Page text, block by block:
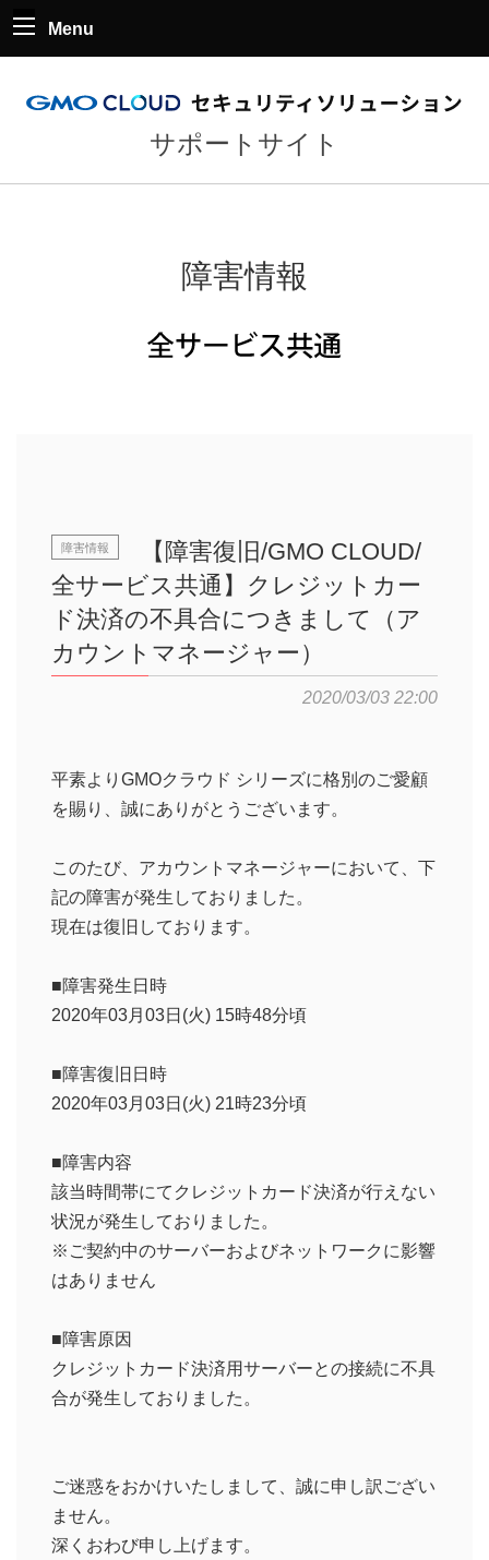
Menu
サポートサイト
障害情報
障害情報
【障害復旧/GMO CLOUD/
全サービス共通】クレジットカー
ド決済の不具合につきまして（ア
カウントマネージャー）
2020/03/03 22:00
平素よりGMOクラウド シリーズに格別のご愛顧
を賜り、誠にありがとうございます。
このたび、アカウントマネージャーにおいて、下
記の障害が発生しておりました。
現在は復旧しております。
■障害発生日時
2020年03月03日(火) 15時48分頃
■障害復旧日時
2020年03月03日(火) 21時23分頃
■障害内容
該当時間帯にてクレジットカード決済が行えない
状況が発生しておりました。
※ご契約中のサーバーおよびネットワークに影響
はありません
■障害原因
クレジットカード決済用サーバーとの接続に不具
合が発生しておりました。
ご迷惑をおかけいたしまして、誠に申し訳ござい
ません。
深くおわび申し上げます。